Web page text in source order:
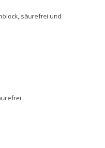
säurefrei und